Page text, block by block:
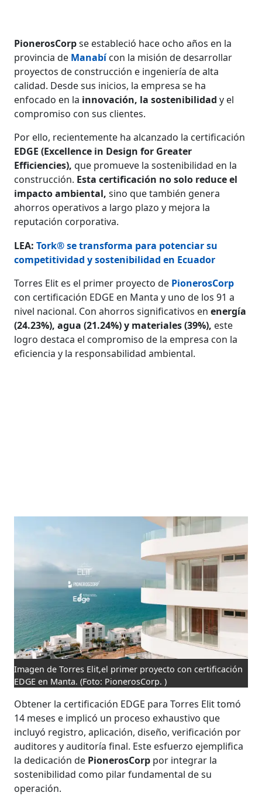
PionerosCorpse estableció hace ocho años en la
provincia de Manabícon la misión de desarrollar
proyectos de construcción e ingeniería de alta
calidad. Desde sus inicios, la empresa se ha
enfocado en la innovación, la sostenibilidady el
compromiso con sus clientes.
Por ello, recientemente ha alcanzado la certificación
EDGE (Excellence in Design for Greater
Efficiencies), que promueve la sostenibilidad en la
construcción. Esta certificación no solo reduce el
impacto ambiental,sino que también genera
ahorros operativos a largo plazo y mejora la
reputación corporativa.
LEA:Tork® se transforma para potenciar su
competitividad y sostenibilidad en Ecuador
Torres Elit es el primer proyecto de PionerosCorp
con certificación EDGE en Manta y uno de los 91 a
nivel nacional. Con ahorros significativos enenergía
(24.23%), agua (21.24%) y materiales (39%), este
logro destaca el compromiso de la empresa con la
eficiencia y la responsabilidad ambiental.
Imagen de Torres Elit,el primer proyecto con certificación
EDGE en Manta. (Foto: PionerosCorp. )
Obtener la certificación EDGE para Torres Elit tomó
14 meses e implicó un proceso exhaustivo que
incluyó registro, aplicación, diseño, verificación por
auditores y auditoría final. Este esfuerzo ejemplifica
la dedicación de PionerosCorp por integrar la
sostenibilidad como pilar fundamental de su
operación.